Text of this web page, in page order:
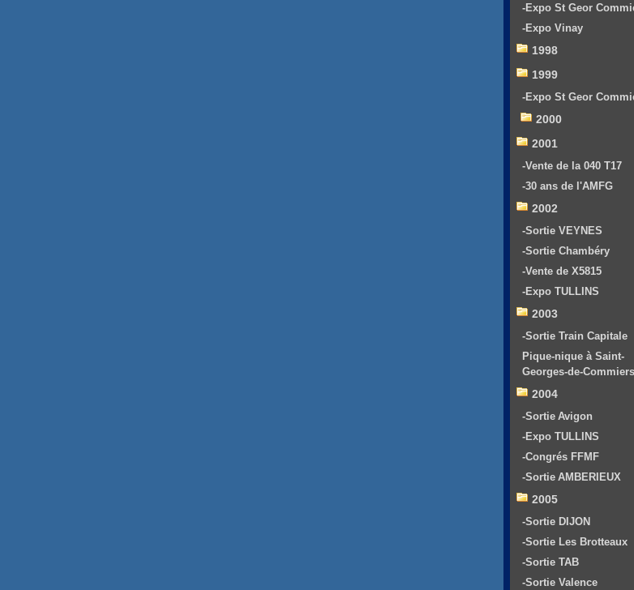
-Expo St Geor
-Expo Vinay
1998
1999
-Expo St Geor
2000
2001
-Vente de la 040 T17
-30 ans de l'AMFG
2002
-Sortie VEYNES
-Sortie Chambéry
-Vente de X5815
-Expo TULLINS
2003
-Sortie Train Capitale
Pique-nique à Saint-
Georges-de-Commiers
2004
-Sortie Avigon
-Expo TULLINS
-Congrés FFMF
-Sortie AMBERIEUX
2005
-Sortie DIJON
-Sortie Les Brotteaux
-Sortie TAB
-Sortie Valence